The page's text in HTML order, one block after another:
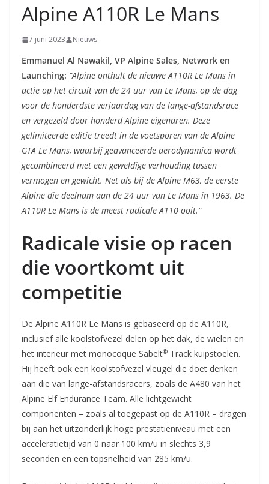
Alpine A110R Le Mans
7 juni 2023 Nieuws
Emmanuel Al Nawakil, VP Alpine Sales, Network en
Launching: “Alpine onthult de nieuwe A110R Le Mans in
actie op het circuit van de 24 uur van Le Mans, op de dag
voor de honderdste verjaardag van de lange-afstandsrace
en vergezeld door honderd Alpine eigenaren. Deze
gelimiteerde editie treedt in de voetsporen van de Alpine
GTA Le Mans, waarbij geavanceerde aerodynamica wordt
gecombineerd met een geweldige verhouding tussen
vermogen en gewicht. Net als bij de Alpine M63, de eerste
Alpine die deelnam aan de 24 uur van Le Mans in 1963. De
A110R Le Mans is de meest radicale A110 ooit.”
Radicale visie op racen
die voortkomt uit
competitie
De Alpine A110R Le Mans is gebaseerd op de A110R,
inclusief alle koolstofvezel delen op het dak, de wielen en
het interieur met monocoque Sabelt® Track kuipstoelen.
Hij heeft ook een koolstofvezel vleugel die doet denken
aan die van lange-afstandsracers, zoals de A480 van het
Alpine Elf Endurance Team. Alle lichtgewicht
componenten – zoals al toegepast op de A110R – dragen
bij aan het uitzonderlijk hoge prestatieniveau met een
acceleratietijd van 0 naar 100 km/u in slechts 3,9
seconden en een topsnelheid van 285 km/u.